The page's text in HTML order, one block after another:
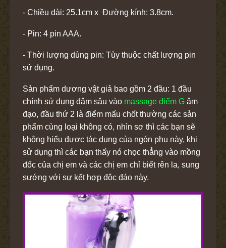
- Chiều dài: 25.1cm x Đường kính: 3.8cm.
- Pin: 4 pin AAA.
- Thời lượng dùng pin: Tùy thuộc chất lượng pin
sử dụng.
Sản phẩm dương vật giả bao gồm 2 đầu: 1 đầu
chính sử dụng đâm sâu vào massage điểm G âm
đạo, đầu thứ 2 là điểm mấu chốt thường các sản
phẩm cùng loại không có, nhìn sơ thì các bạn sẽ
không hiểu được tác dụng của ngón phụ này, khi
sử dụng thì các bạn thấy nó chọc thẳng vào mồng
đốc của chị em và các chị em chỉ biết rên la, sung
sướng với sự kết hợp độc đáo này.